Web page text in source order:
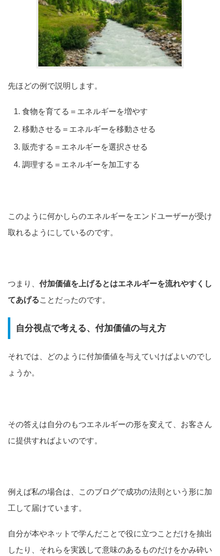
先ほどの例で説明します。
食物を育てる＝エネルギーを増やす
移動させる＝エネルギーを移動させる
販売する＝エネルギーを選択させる
調理する＝エネルギーを加工する
このように何かしらのエネルギーをエンドユーザーが受け
取れるようにしているのです。
つまり、 付加価値を上げるとはエネルギーを流れやすくし
てあげることだったのです。
自分視点で考える、付加価値の与え方
それでは、どのように付加価値を与えていけばよいのでし
ょうか。
その答えは自分のもつエネルギーの形を変えて、お客さん
に提供すればよいのです。
例えば私の場合は、このブログで成功の法則という形に加
工して届けています。
自分が本やネットで学んだことで役に立つことだけを抽出
したり、それらを実践して意味のあるものだけをかみ砕い